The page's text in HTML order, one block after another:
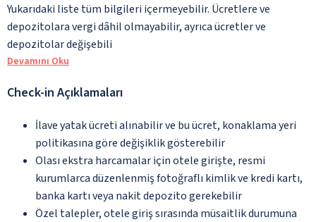
Yukarıdaki liste tüm bilgileri içermeyebilir. Ücretlere ve
depozitolara vergi dâhil olmayabilir, ayrıca ücretler ve
depozitolar değişebili
Devamını Oku
Check-in Açıklamaları
İlave yatak ücreti alınabilir ve bu ücret, konaklama yeri
politikasına göre değişiklik gösterebilir
Olası ekstra harcamalar için otele girişte, resmi
kurumlarca düzenlenmiş fotoğraflı kimlik ve kredi kartı,
banka kartı veya nakit depozito gerekebilir
Özel talepler, otele giriş sırasında müsaitlik durumuna